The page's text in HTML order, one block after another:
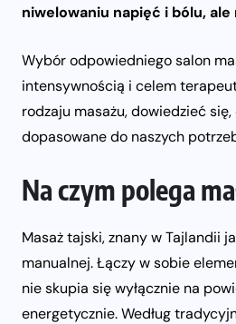
niwelowaniu napięć i bólu,
Wybór odpowiedniegosalon
intensywnością i celem
rodzaju masażu, dowiedzieć
dopasowane do naszych
Na czym polega
Masaż tajski, znany w Tajlandii
manualnej. Łączy w sobie
nie skupia się wyłącznie na
energetycznie. Według